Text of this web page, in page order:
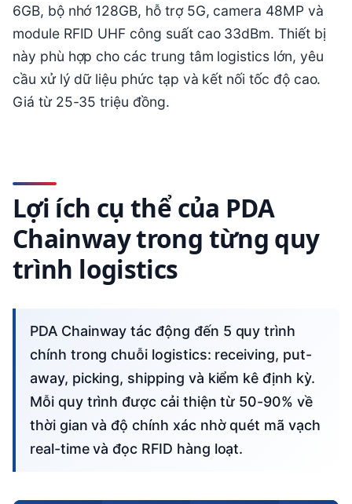
6GB, bộ nhớ 128GB, hỗ trợ 5G, camera 48MP và
module RFID UHF công suất cao 33dBm. Thiết bị
này phù hợp cho các trung tâm logistics lớn, yêu
cầu xử lý dữ liệu phức tạp và kết nối tốc độ cao.
Giá từ 25-35 triệu đồng.
Lợi ích cụ thể của PDA
Chainway trong từng quy
trình logistics
PDA Chainway tác động đến 5 quy trình
chính trong chuỗi logistics: receiving, put-
away, picking, shipping và kiểm kê định kỳ.
Mỗi quy trình được cải thiện từ 50-90% về
thời gian và độ chính xác nhờ quét mã vạch
real-time và đọc RFID hàng loạt.